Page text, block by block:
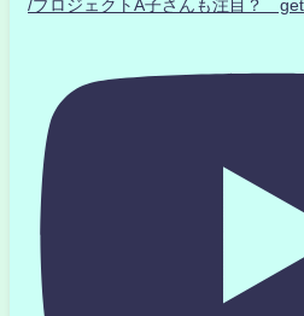
/プロジェクトA子さんも注目？